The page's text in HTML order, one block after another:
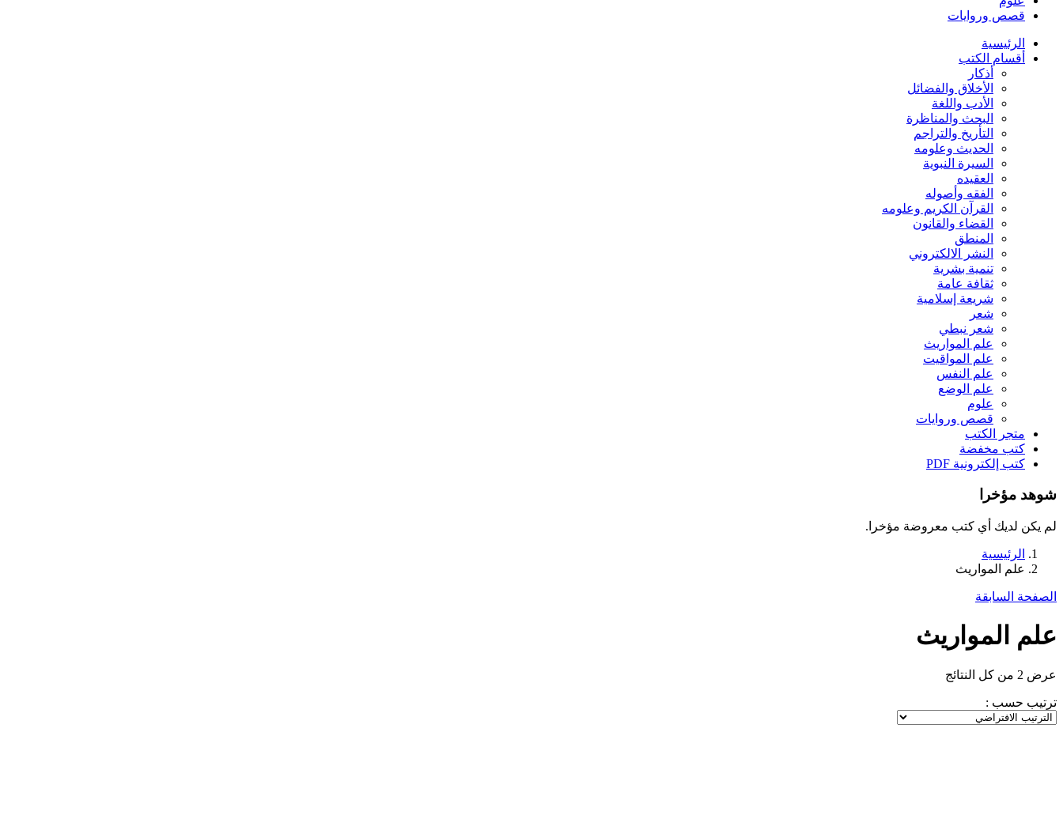
قصص وروايات
الرئيسية
أقسام الكتب
أذكار
الأخلاق والفضائل
الأدب واللغة
البحث والمناظرة
التأريخ والتراجم
الحديث وعلومه
السيرة النبوية
العقيده
الفقه وأصوله
القرآن الكريم وعلومه
القضاء والقانون
المنطق
النشر الالكتروني
تنمية بشرية
ثقافة عامة
شريعة إسلامية
شعر
شعر نبطي
علم المواريث
علم المواقيت
علم النفس
علم الوضع
علوم
قصص وروايات
متجر الكتب
كتب مخفضة
كتب إلكترونية PDF
شوهد مؤخرا
لم يكن لديك أي كتب معروضة مؤخرا.
الرئيسية
علم المواريث
الصفحة السابقة
علم المواريث
عرض ⁦2⁩ من كل النتائج
ترتيب حسب :